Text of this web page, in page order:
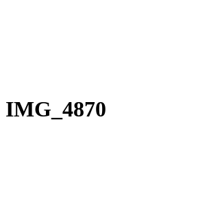
IMG_4870